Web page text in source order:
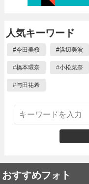
人気キーワード
#今田美桜 #浜辺美波
#橋本環奈 #小松菜奈
#与田祐希
おすすめフォト